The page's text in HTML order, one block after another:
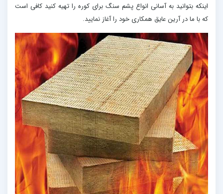
اینکه بتوانید به آسانی انواع پشم سنگ برای کوره را تهیه کنید کافی است
که با ما در آرین عایق همکاری خود را آغاز نمایید.